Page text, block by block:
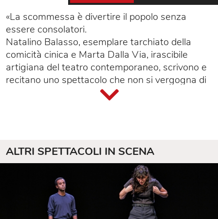
«La scommessa è divertire il popolo senza
essere consolatori.
Natalino Balasso, esemplare tarchiato della
comicità cinica e Marta Dalla Via, irascibile
artigiana del teatro contemporaneo, scrivono e
recitano uno spettacolo che non si vergogna di
del sonno. Ci vorrebbe una pastiglia che ci
permetta di essere sempre accesi. Un modo
semplice per debellare l'oltraggio alla
produttività fatto dal tempo passato a dormire,
o sognare forse.
ALTRI SPETTACOLI IN SCENA